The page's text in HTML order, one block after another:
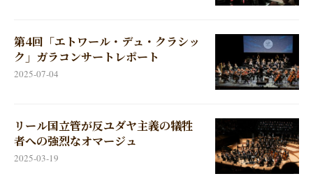
第4回「エトワール・デュ・クラシッ
ク」ガラコンサートレポート
2025-07-04
リール国立管が反ユダヤ主義の犠牲
者への強烈なオマージュ
2025-03-19